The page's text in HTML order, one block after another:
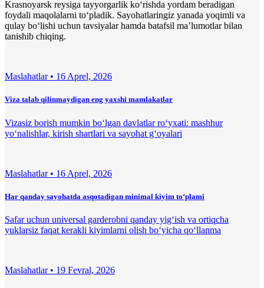
Krasnoyarsk reysiga tayyorgarlik ko‘rishda yordam beradigan
foydali maqolalarni to‘pladik. Sayohatlaringiz yanada yoqimli va
qulay bo‘lishi uchun tavsiyalar hamda batafsil ma’lumotlar bilan
tanishib chiqing.
Maslahatlar • 16 Aprel, 2026
Viza talab qilinmaydigan eng yaxshi mamlakatlar
Vizasiz borish mumkin bo‘lgan davlatlar ro‘yxati: mashhur
yo‘nalishlar, kirish shartlari va sayohat g‘oyalari
Maslahatlar • 16 Aprel, 2026
Har qanday sayohatda asqotadigan minimal kiyim to‘plami
Safar uchun universal garderobni qanday yig‘ish va ortiqcha
yuklarsiz faqat kerakli kiyimlarni olish bo‘yicha qo‘llanma
Maslahatlar • 19 Fevral, 2026